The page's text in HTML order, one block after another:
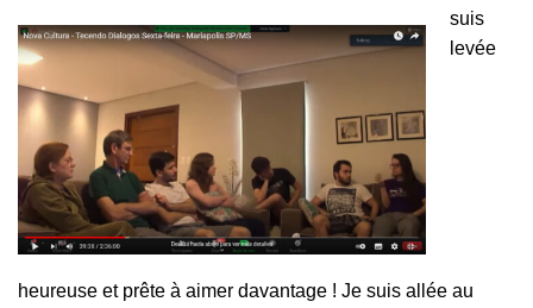
suis
levée
heureuse et prête à aimer davantage ! Je suis allée au